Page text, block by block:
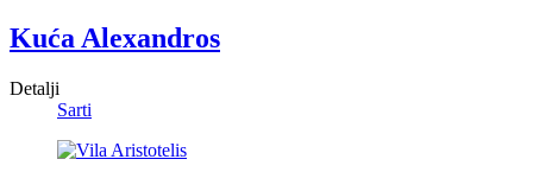
Kuća Alexandros
Detalji
Sarti